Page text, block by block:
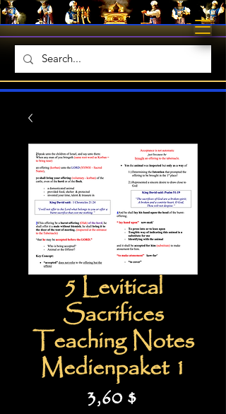
5 Levitical
Sacrifices
Teaching Notes
Medienpaket 1
3,60 $Preis